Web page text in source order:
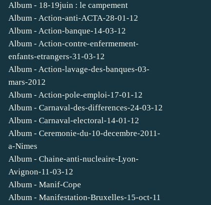
Album - 18-19juin : le campement
Album - Action-anti-ACTA-28-01-12
Album - Action-banque-14-03-12
Album - Action-contre-enfermement-
enfants-etrangers-31-03-12
Album - Action-lavage-des-banques-03-
mars-2012
Album - Action-pole-emploi-17-01-12
Album - Carnaval-des-differences-24-03-12
Album - Carnaval-electoral-14-01-12
Album - Ceremonie-du-10-decembre-2011-
a-Nimes
Album - Chaine-anti-nucleaire-Lyon-
Avignon-11-03-12
Album - Manif-Cope
Album - Manifestation-Bruxelles-15-oct-11